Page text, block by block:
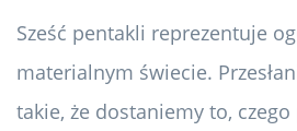
Sześć pentakli reprezentuje
materialnym świecie.
takie, że dostaniemy to,